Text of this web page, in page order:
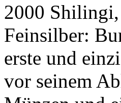
2000
Feinsilber:
erste und
vor seinem